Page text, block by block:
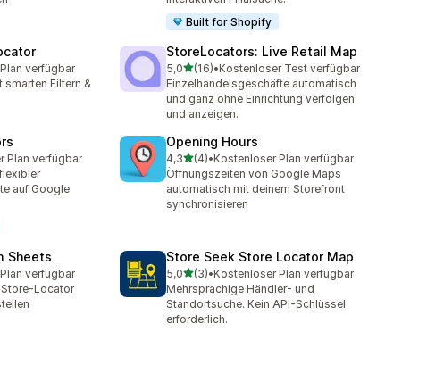
Built for Shopify
verfügbar
Filtern &
StoreLocators: Live Retail Map
5,0von 5 Sternen
(16)
16 Rezensionen insgesamt
•Kostenloser Test verfügbar
Einzelhandelsgeschäfte automatisch
und ganz ohne Einrichtung verfolgen
und anzeigen.
Plan verfügbar
auf Google
Opening Hours
4,3von 5 Sternen
(4)
4 Rezensionen insgesamt
•Kostenloser Plan verfügbar
Öffnungszeiten von Google Maps
automatisch mit deinem Storefront
synchronisieren
Sheets
verfügbar
Store-Locator
Store Seek Store Locator Map
5,0von 5 Sternen
(3)
3 Rezensionen insgesamt
•Kostenloser Plan verfügbar
Mehrsprachige Händler- und
Standortsuche. Kein API-Schlüssel
erforderlich.